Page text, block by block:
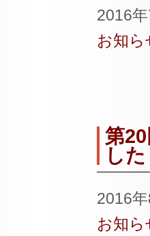
2016
お知ら
第
した
2016
お知ら